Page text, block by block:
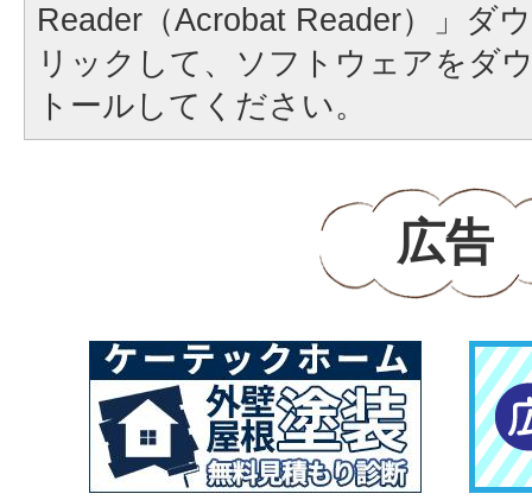
Reader（Acrobat Reader）」ダ
リックして、ソフトウェアをダ
トールしてください。
広告